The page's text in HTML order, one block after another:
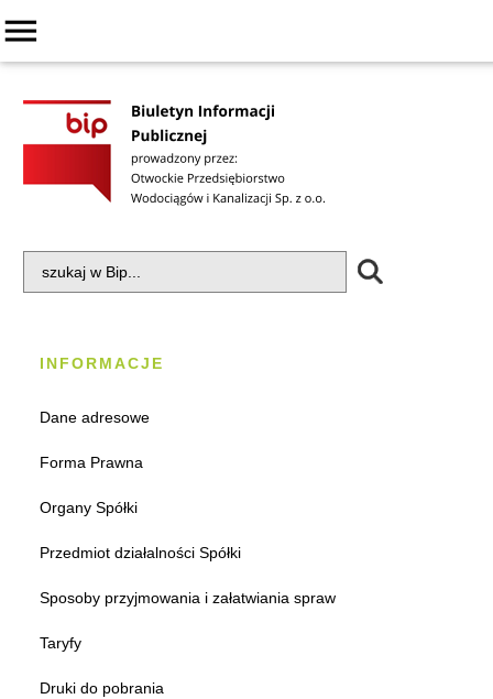
menu
INFORMACJE
Dane adresowe
Forma Prawna
Organy Spółki
Przedmiot działalności Spółki
Sposoby przyjmowania i załatwiania spraw
Taryfy
Druki do pobrania